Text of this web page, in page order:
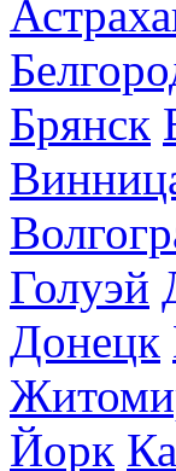
Брянск
Голуэй
Донецк
Йорк